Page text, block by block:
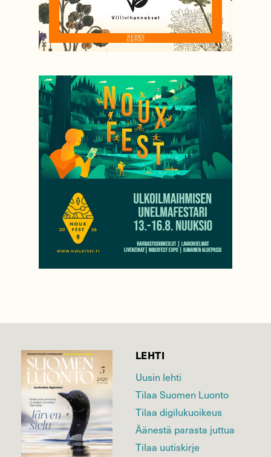
LEHTI
Uusin lehti
Tilaa Suomen Luonto
Tilaa digilukuoikeus
Äänestä parasta juttua
Tilaa uutiskirje